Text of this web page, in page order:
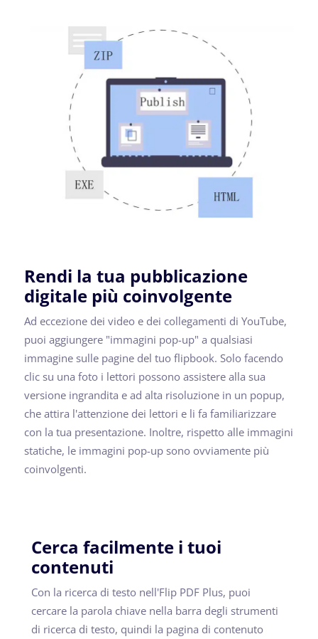
Rendi la tua pubblicazione
digitale più coinvolgente
Ad eccezione dei video e dei collegamenti di YouTube,
puoi aggiungere "immagini pop-up" a qualsiasi
immagine sulle pagine del tuo flipbook. Solo facendo
clic su una foto i lettori possono assistere alla sua
versione ingrandita e ad alta risoluzione in un popup,
che attira l'attenzione dei lettori e li fa familiarizzare
con la tua presentazione. Inoltre, rispetto alle immagini
statiche, le immagini pop-up sono ovviamente più
coinvolgenti.
Cerca facilmente i tuoi
contenuti
Con la ricerca di testo nell'Flip PDF Plus, puoi
cercare la parola chiave nella barra degli strumenti
di ricerca di testo, quindi la pagina di contenuto